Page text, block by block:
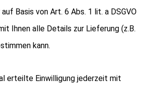
Basis von Art. 6 Abs. 1 lit. a DSGVO
Ihnen alle Details zur Lieferung (z.B.
kann.
erteilte Einwilligung jederzeit mit